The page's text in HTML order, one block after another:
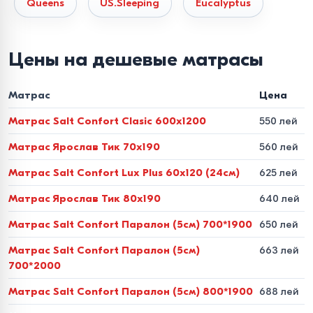
клеевых составов.
жесткости под свой вес
Главная ошибка при покупке в интернете — выбирать
жесткость наугад. Чтобы матрас действительно
разгружал спину, сопоставьте свое телосложение с
рекомендациями наших технологов:
Вес до 60 кг (хрупкое телосложение, дети, люди
старшего возраста).Идеально подходят мягкие
беспружинные модели или матрасы с умеренно-
мягкой поверхностью. Наполнители из
вязкоэластичной пены с эффектом памяти или
натурального перфорированного латекса бережно
Queens US.Sleeping Eucalyptus
Цены на дешевые матрасы
Матрас Цена
Матрас Salt Confort Clasic 600x1200 550 лей
Матрас Ярослав Тик 70x190 560 лей
Матрас Salt Confort Lux Plus 60x120 (24см) 625 лей
Матрас Ярослав Тик 80x190 640 лей
Матрас Salt Confort Паралон (5см) 700*1900 650 лей
Матрас Salt Confort Паралон (5см)
700*2000
663 лей
Матрас Salt Confort Паралон (5см) 800*1900 688 лей